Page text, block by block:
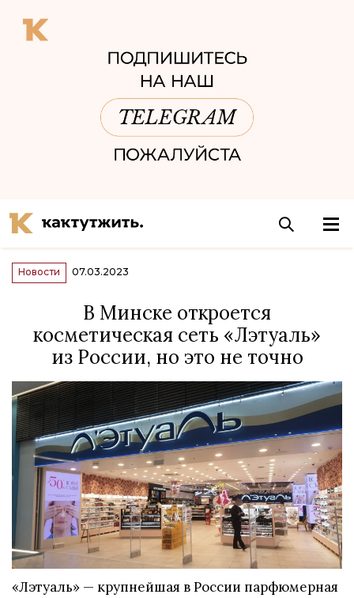
Новости 07.03.2023
В Минске откроется
косметическая сеть «Лэтуаль»
из России, но это не точно
«Лэтуаль» — крупнейшая в России парфюмерная